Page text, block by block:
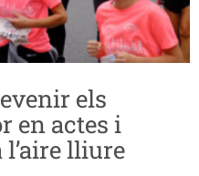
els
en actes i
lliure